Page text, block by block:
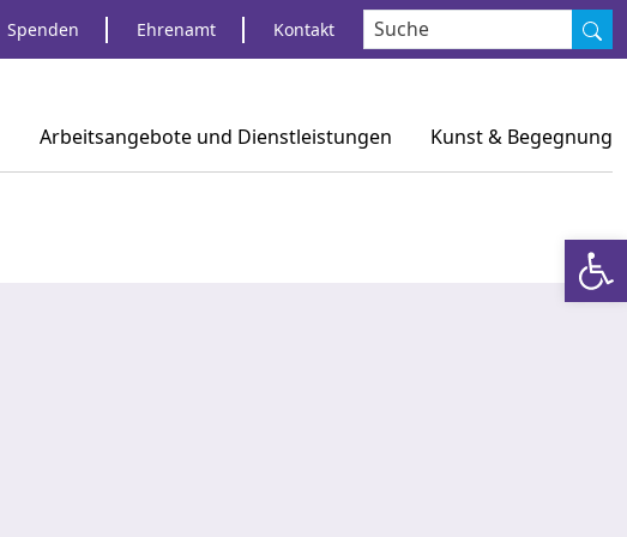
Spenden Ehrenamt Kontakt
Arbeitsangebote und Dienstleistungen Kunst & Begegnung